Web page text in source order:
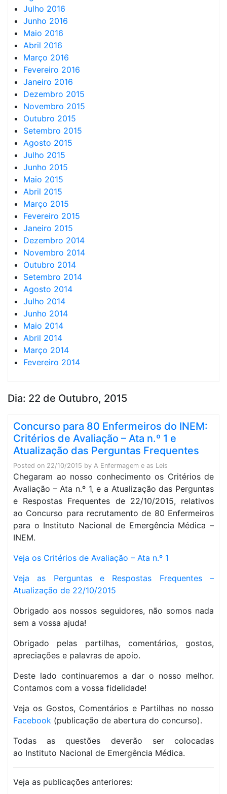
Julho 2016
Junho 2016
Maio 2016
Abril 2016
Março 2016
Fevereiro 2016
Janeiro 2016
Dezembro 2015
Novembro 2015
Outubro 2015
Setembro 2015
Agosto 2015
Julho 2015
Junho 2015
Maio 2015
Abril 2015
Março 2015
Fevereiro 2015
Janeiro 2015
Dezembro 2014
Novembro 2014
Outubro 2014
Setembro 2014
Agosto 2014
Julho 2014
Junho 2014
Maio 2014
Abril 2014
Março 2014
Fevereiro 2014
Dia: 22 de Outubro, 2015
Concurso para 80 Enfermeiros do INEM:
Critérios de Avaliação – Ata n.º 1 e
Atualização das Perguntas Frequentes
Posted on 22/10/2015 by A Enfermagem e as Leis
Chegaram ao nosso conhecimento os Critérios de
Avaliação – Ata n.º 1, e a Atualização das Perguntas
e Respostas Frequentes de 22/10/2015, relativos
ao Concurso para recrutamento de 80 Enfermeiros
para o Instituto Nacional de Emergência Médica –
INEM.
Veja os Critérios de Avaliação – Ata n.º 1
Veja as Perguntas e Respostas Frequentes –
Atualização de 22/10/2015
Obrigado aos nossos seguidores, não somos nada
sem a vossa ajuda!
Obrigado pelas partilhas, comentários, gostos,
apreciações e palavras de apoio.
Deste lado continuaremos a dar o nosso melhor.
Contamos com a vossa fidelidade!
Veja os Gostos, Comentários e Partilhas no nosso
Facebook (publicação de abertura do concurso).
Todas as questões deverão ser colocadas
ao Instituto Nacional de Emergência Médica.
Veja as publicações anteriores: